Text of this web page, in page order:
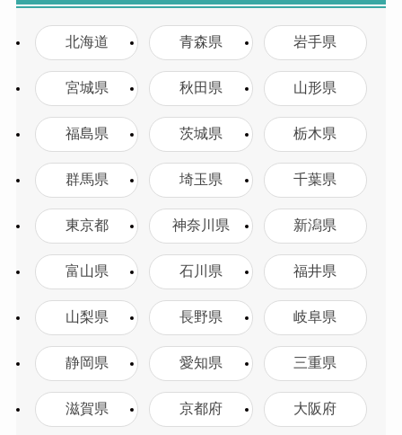
北海道 青森県 岩手県
宮城県 秋田県 山形県
福島県 茨城県 栃木県
群馬県 埼玉県 千葉県
東京都 神奈川県 新潟県
富山県 石川県 福井県
山梨県 長野県 岐阜県
静岡県 愛知県 三重県
滋賀県 京都府 大阪府